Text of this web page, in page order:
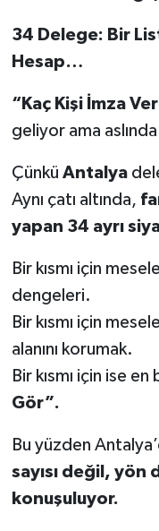
34 Delege: Bir
Hesap…
“Kaç Kişi İmza
geliyor ama
Çünkü Antalya
Aynı çatı altında,
yapan 34 ayrı
Bir kısmı için
dengeleri.
Bir kısmı için
alanını korumak.
Bir kısmı için ise
Gör”.
Bu yüzden
sayısı değil,
konuşuluyor.